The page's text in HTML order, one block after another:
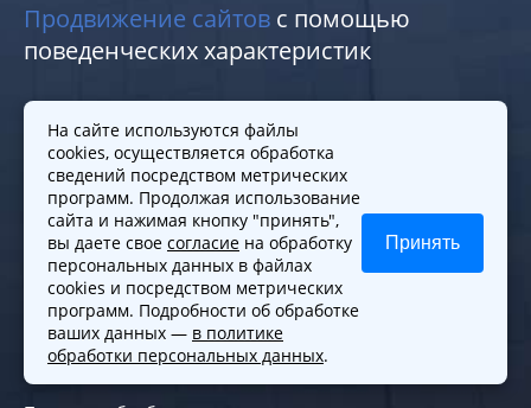
Продвижение сайтов с помощью
поведенческих характеристик
Меню
Команда
Контакты
Карта сайта
Практики
Услуги для граждан
Услуги для бизнеса
Регистрация фирм
Юрист по семейным
делам
Политики и правила
На сайте используются файлы
cookies, осуществляется обработка
сведений посредством метрических
программ. Продолжая использование
сайта и нажимая кнопку "принять",
вы даете свое согласие на обработку
персональных данных в файлах
cookies и посредством метрических
программ. Подробности об обработке
ваших данных — в политике
обработки персональных данных.
Принять